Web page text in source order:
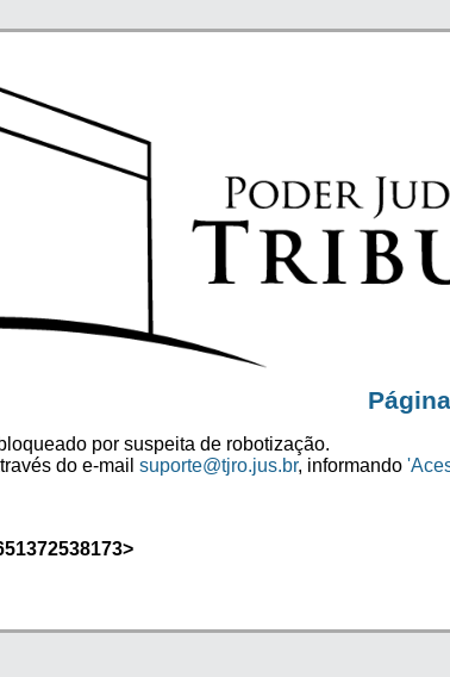
por suspeita de robotização.
do e-mail suporte@tjro.jus.br, informando